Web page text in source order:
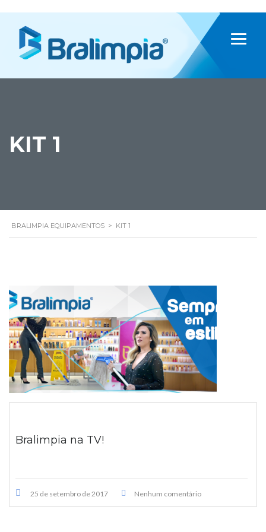
KIT 1
BRALIMPIA EQUIPAMENTOS > KIT 1
Bralimpia na TV!
25 de setembro de 2017 Nenhum comentário